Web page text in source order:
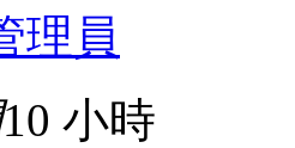
理員
10 小時